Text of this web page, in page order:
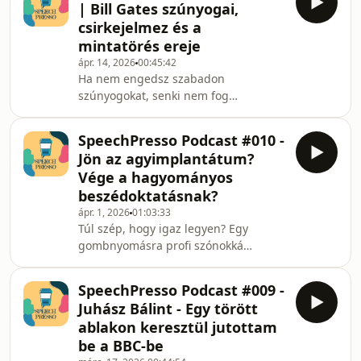
különkiadást:🔗
https://www.speechpresso.com/lampalaz-
podcast-exkluzivMikor mondj NEMET?
(és hogyan ne érezd magad
bűnösnek!)Hogyan ne vállald túl
magad?Miért olyan nehéz NEMET
mondani?Tudtad, hogy a legrövidebb,
mégis legh
| Bill Gates szúnyogai,
csirkejelmez és a
mintatörés ereje
ápr. 14, 202600:45:42
Ha nem engedsz szabadon
szúnyogokat, senki nem fog
árt, ha megtöröd a megszokott
mintákat.Ebben az adásban a
mintatörés erejéről beszélgetünk:
hogyan érheted el, hogy a
közönséged ne a telefonját
nyomkodja, hanem tátott szájjal
figyeljen? Megnézzük a történelem
legikonikusabb előadásait Bill
Gatestől kezdve a haldokló profes
SpeechPresso Podcast #010 -
Jön az agyimplantátum?
Vége a hagyományos
beszédoktatásnak?
ápr. 1, 202601:03:33
Túl szép, hogy igaz legyen? Egy
gombnyomásra profi szónokká
tréfát?Ebben az adásban egy
világmegváltó technológiát mutatunk
be, amivel bárki profi énekessé vagy
szónokká válhat, majd alaposan
SpeechPresso Podcast #009 -
Juhász Bálint - Egy törött
ablakon keresztül jutottam
be a BBC-be